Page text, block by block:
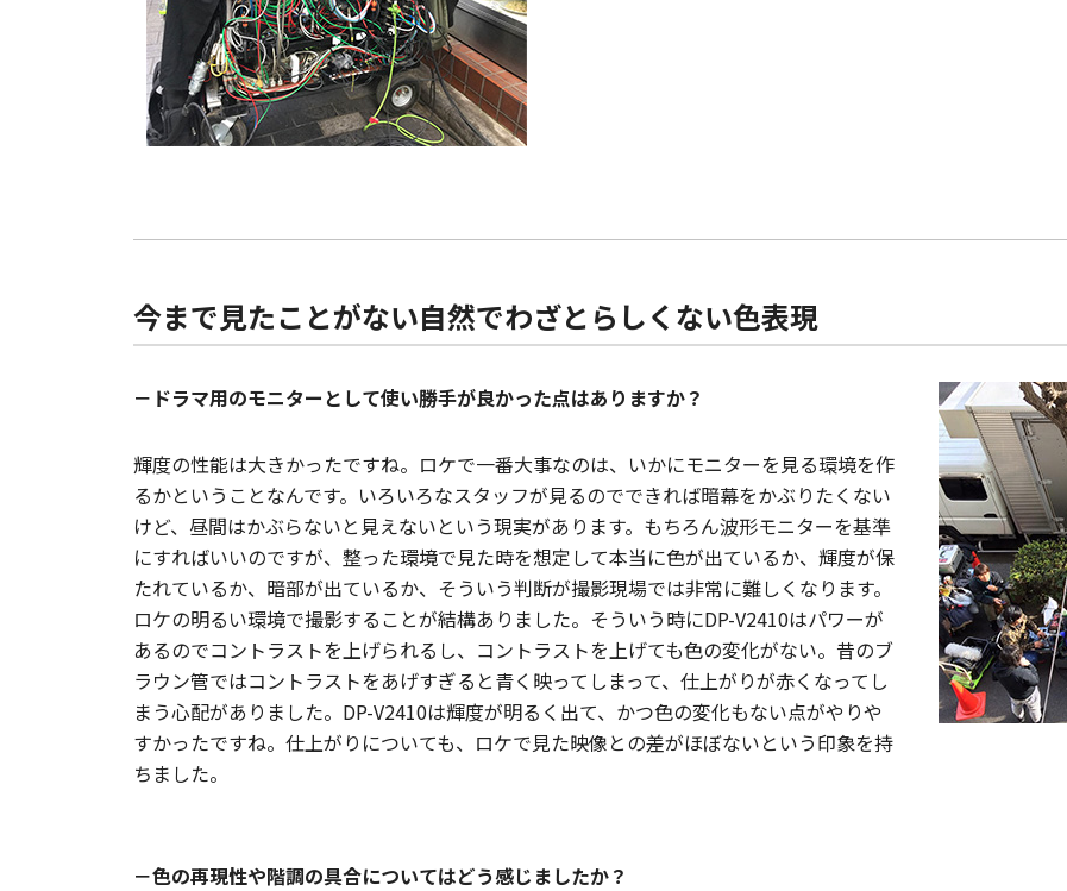
今まで見たことがない自然でわざとらしくない色表現
－ドラマ用のモニターとして使い勝手が良かった点はありますか？
輝度の性能は大きかったですね。ロケで一番大事なのは、いかにモニターを見る環境を作
るかということなんです。いろいろなスタッフが見るのでできれば暗幕をかぶりたくない
けど、昼間はかぶらないと見えないという現実があります。もちろん波形モニターを基準
にすればいいのですが、整った環境で見た時を想定して本当に色が出ているか、輝度が保
たれているか、暗部が出ているか、そういう判断が撮影現場では非常に難しくなります。
ロケの明るい環境で撮影することが結構ありました。そういう時にDP-V2410はパワーが
あるのでコントラストを上げられるし、コントラストを上げても色の変化がない。昔のブ
ラウン管ではコントラストをあげすぎると青く映ってしまって、仕上がりが赤くなってし
まう心配がありました。DP-V2410は輝度が明るく出て、かつ色の変化もない点がやりや
すかったですね。仕上がりについても、ロケで見た映像との差がほぼないという印象を持
ちました。
－色の再現性や階調の具合についてはどう感じましたか？